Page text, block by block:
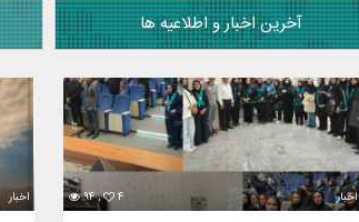
آخرین اخبار و اطلاعیه ها
۹۴ , ۴ اخبار اخبار